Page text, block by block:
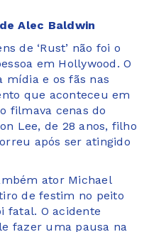
Alec Baldwin
de ‘Rust’ não foi o
em Hollywood. O
mídia e os fãs nas
que aconteceu em
filmava cenas do
Lee, de 28 anos, filho
após ser atingido
ator Michael
de festim no peito
fatal. O acidente
fazer uma pausa na